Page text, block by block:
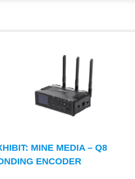
MINE MEDIA – Q8
ENCODER